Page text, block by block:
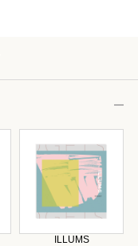
ILLUMS